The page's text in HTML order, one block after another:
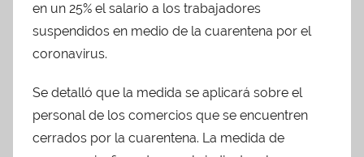
en un 25% el salario a los trabajadores
suspendidos en medio de la cuarentena por el
coronavirus.
Se detalló que la medida se aplicará sobre el
personal de los comercios que se encuentren
cerrados por la cuarentena. La medida de